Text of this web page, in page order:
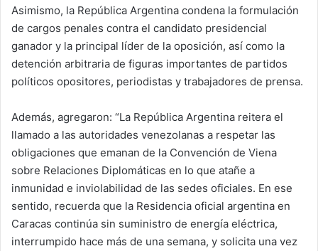
Asimismo, la República Argentina condena la formulación
de cargos penales contra el candidato presidencial
ganador y la principal líder de la oposición, así como la
detención arbitraria de figuras importantes de partidos
políticos opositores, periodistas y trabajadores de prensa.
Además, agregaron: “La República Argentina reitera el
llamado a las autoridades venezolanas a respetar las
obligaciones que emanan de la Convención de Viena
sobre Relaciones Diplomáticas en lo que atañe a
inmunidad e inviolabilidad de las sedes oficiales. En ese
sentido, recuerda que la Residencia oficial argentina en
Caracas continúa sin suministro de energía eléctrica,
interrumpido hace más de una semana, y solicita una vez